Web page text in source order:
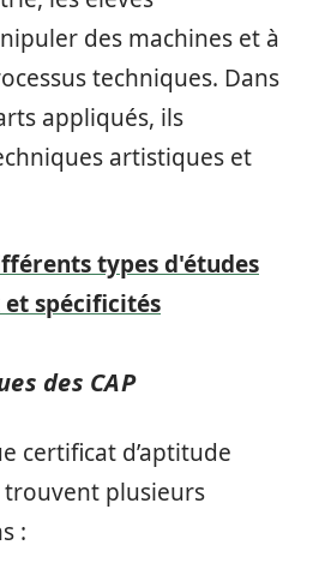
des machines et à
techniques. Dans
appliqués, ils
artistiques et
types d'études
spécificités
des CAP
certificat d’aptitude
plusieurs
: